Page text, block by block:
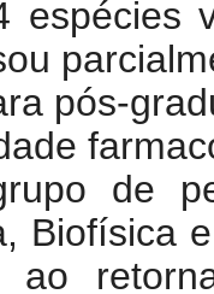
espécies
pós-
de
Biofísica
ao